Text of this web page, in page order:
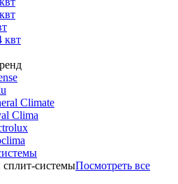
квт
Climate
Clima
сплит-системыПосмотреть все